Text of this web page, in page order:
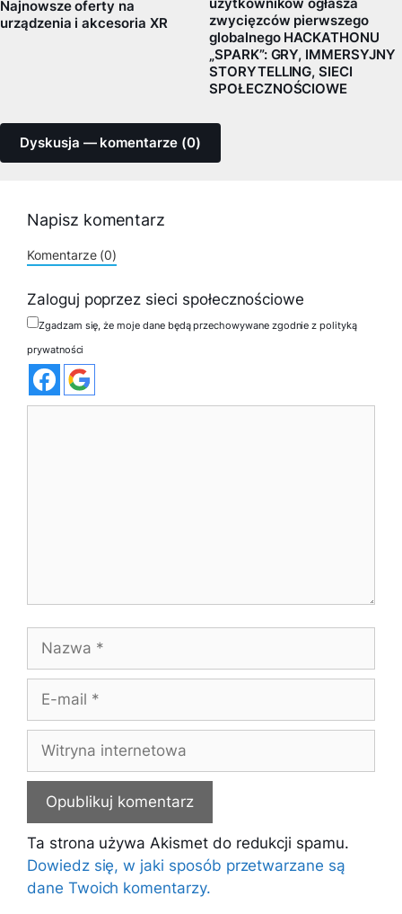
Najnowsze oferty na
urządzenia i akcesoria XR
zwycięzców pierwszego
globalnego HACKATHONU
„SPARK”: GRY, IMMERSYJNY
STORYTELLING, SIECI
SPOŁECZNOŚCIOWE
Dyskusja — komentarze (0)
Napisz komentarz
Komentarze (0)
Zaloguj poprzez sieci społecznościowe
Zgadzam się, że moje dane będą przechowywane zgodnie z polityką
prywatności
Nazwa
Witryna
internetowa
Ta strona używa Akismet do redukcji spamu.
Dowiedz się, w jaki sposób przetwarzane są
dane Twoich komentarzy.